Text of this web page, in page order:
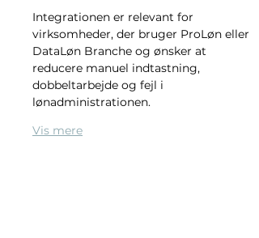
Integrationen er relevant for
virksomheder, der bruger ProLøn eller
DataLøn Branche og ønsker at
reducere manuel indtastning,
dobbeltarbejde og fejl i
lønadministrationen.
Vis mere